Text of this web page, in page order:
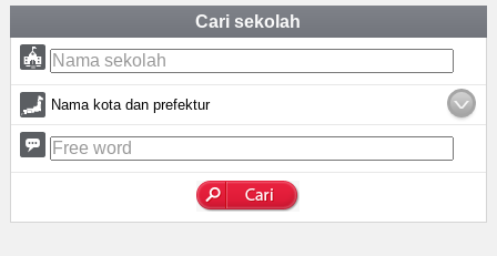
Cari sekolah
Nama kota dan prefektur